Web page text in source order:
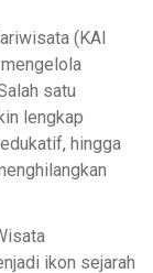
(KAI
satu
lengkap
hingga
ikon sejarah